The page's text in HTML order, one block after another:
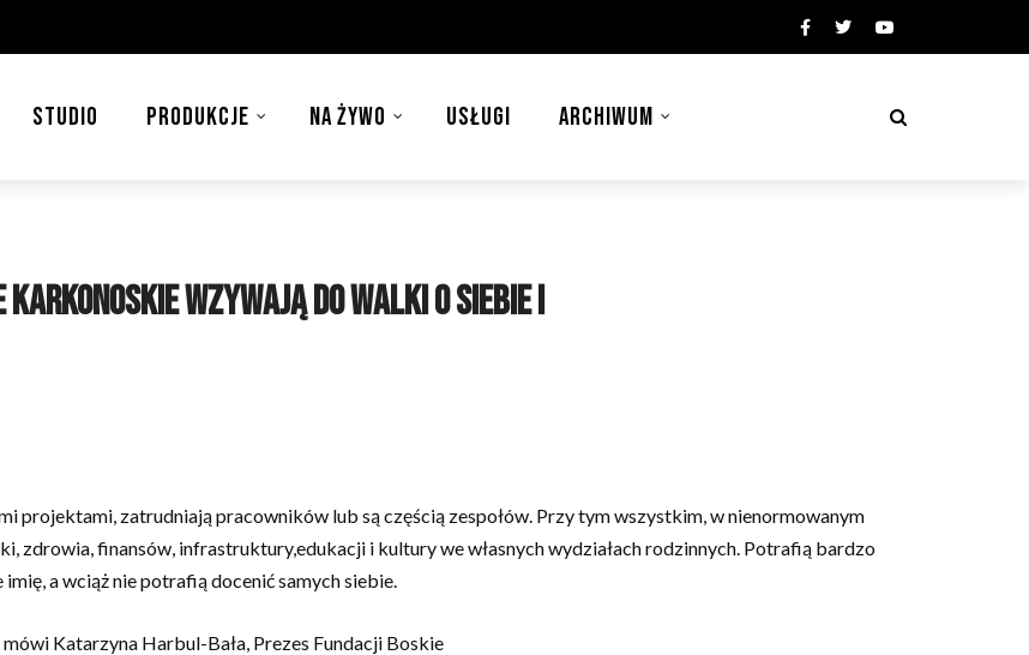
STUDIO PRODUKCJE NA ŻYWO USŁUGI ARCHIWUM
wzywają do walki o siebie i
projektami, zatrudniają pracowników lub są częścią zespołów. Przy tym wszystkim, w nienormowanym
zdrowia, finansów, infrastruktury,edukacji i kultury we własnych wydziałach rodzinnych. Potrafią bardzo
a wciąż nie potrafią docenić samych siebie.
Katarzyna Harbul-Bała, Prezes Fundacji Boskie